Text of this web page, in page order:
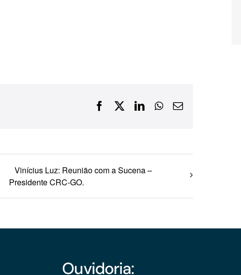
FacebookLinkedInWhatsApp
E-
Vinícius Luz: Reunião com a Sucena –
Presidente CRC-GO.
Ouvidoria: